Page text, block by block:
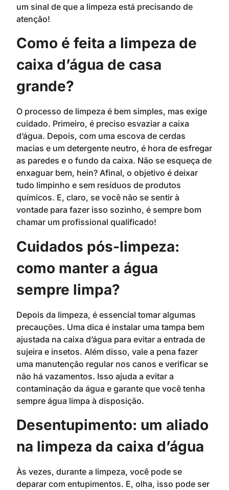
um sinal de que a limpeza está precisando de
atenção!
Como é feita a limpeza de
caixa d’água de casa
grande?
O processo de limpeza é bem simples, mas exige
cuidado. Primeiro, é preciso esvaziar a caixa
d’água. Depois, com uma escova de cerdas
macias e um detergente neutro, é hora de esfregar
as paredes e o fundo da caixa. Não se esqueça de
enxaguar bem, hein? Afinal, o objetivo é deixar
tudo limpinho e sem resíduos de produtos
químicos. E, claro, se você não se sentir à
vontade para fazer isso sozinho, é sempre bom
chamar um profissional qualificado!
Cuidados pós-limpeza:
como manter a água
sempre limpa?
Depois da limpeza, é essencial tomar algumas
precauções. Uma dica é instalar uma tampa bem
ajustada na caixa d’água para evitar a entrada de
sujeira e insetos. Além disso, vale a pena fazer
uma manutenção regular nos canos e verificar se
não há vazamentos. Isso ajuda a evitar a
contaminação da água e garante que você tenha
sempre água limpa à disposição.
Desentupimento: um aliado
na limpeza da caixa d’água
Às vezes, durante a limpeza, você pode se
deparar com entupimentos. E, olha, isso pode ser